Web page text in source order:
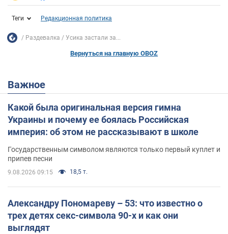
Теги Редакционная политика
Раздевалка Усика застали за...
Вернуться на главную OBOZ
Важное
Какой была оригинальная версия гимна
Украины и почему ее боялась Российская
империя: об этом не рассказывают в школе
Государственным символом являются только первый куплет и
припев песни
9.08.2026 09:15 18,5 т.
Александру Пономареву – 53: что известно о
трех детях секс-символа 90-х и как они
выглядят